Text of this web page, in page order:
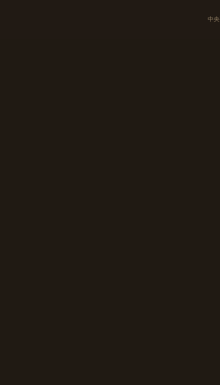
中